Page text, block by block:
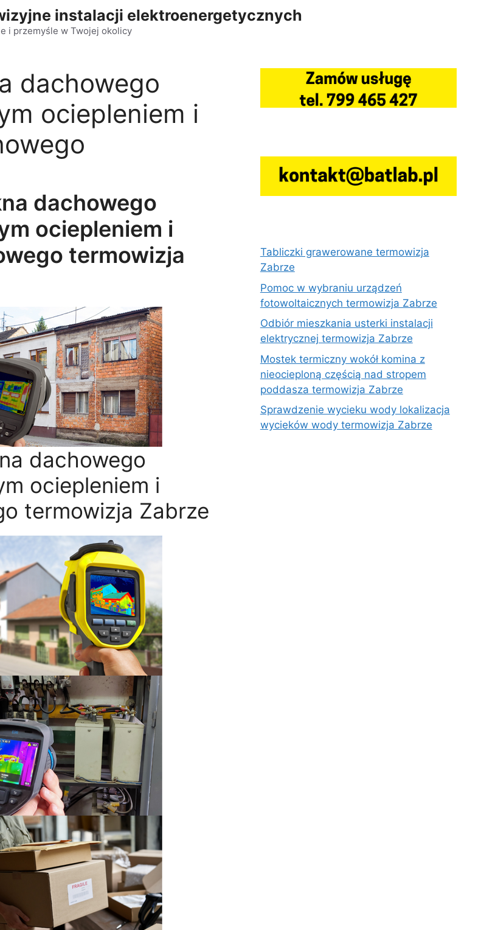
instalacji elektroenergetycznych
i przemyśle w Twojej okolicy
dachowego
ociepleniem i
dachowego
ociepleniem i
termowizja
dachowego
ociepleniem i
termowizja Zabrze
Tabliczki grawerowane termowizja
Zabrze
Pomoc w wybraniu urządzeń
fotowoltaicznych termowizja Zabrze
Odbiór mieszkania usterki instalacji
elektrycznej termowizja Zabrze
Mostek termiczny wokół komina z
nieocieploną częścią nad stropem
poddasza termowizja Zabrze
Sprawdzenie wycieku wody lokalizacja
wycieków wody termowizja Zabrze